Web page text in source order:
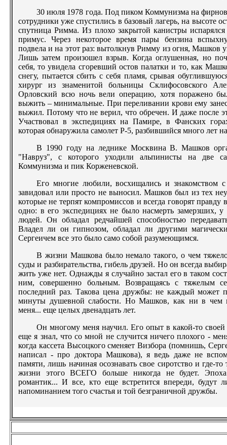
30 июля 1978 года. Под пиком Коммунизма на
сотрудники уже спустились в базовый лагерь, на высоте
спутница Римма. Из плохо закрытой канистры
примус. Через некоторое время пары бензина
подвела и на этот раз: вытолкнув Римму из огня, Машков
Лишь затем произошел взрыв. Когда оглушенная, но
себя, то увидела сгоревший остов палатки и то, как
снегу, пытается сбить с себя пламя, срывая
хирург из знаменитой больницы Склифосовского
Орловский всю ночь вели операцию, хотя поражено
выжить – минимальные. При переливании крови ему
выжил. Потому что не верил, что обречен. И даже после
Участвовал в экспедициях на Памире, в Фанских
которая обнаружила самолет Р-5, разбившийся много лет
В 1990 году на леднике Москвина В. Машков
"Навруз", с которого уходили альпинисты на две
Коммунизма и пик Корженевской.
Его многие любили, восхищались и
завидовал или просто не выносил. Машков был из тех
которые не терпят компромиссов и всегда говорят
одно: в его экспедициях не было насмерть замерзших,
людей. Он обладал редчайшей способностью
Владел ли он гипнозом, обладал ли другими
Сергеичем все это было само собой разумеющимся.
В жизни Машкова было немало такого, о чем
суды и разбирательства, гибель друзей. Но он всегда
жить уже нет. Однажды я случайно застал его в таком
ним, совершенно больным. Возвращаясь с тяжелым
последний раз. Такова цена дружбы: не каждый может
минуты душевной слабости. Но Машков, как ни в чем
меня... еще целых двенадцать лет.
Он многому меня научил. Его опыт в какой-то
еще я знал, что со мной не случится ничего плохого -
когда кассета Высоцкого сменяет Визбора (помнишь,
написал - про доктора Машкова), я ведь даже не
памяти, лишь начиная осознавать свое сиротство и где-
жизни этого ВСЕГО больше никогда не будет.
романтик... И все, кто еще встретится впереди, будут
напоминанием того счастья и той безграничной дружбы.